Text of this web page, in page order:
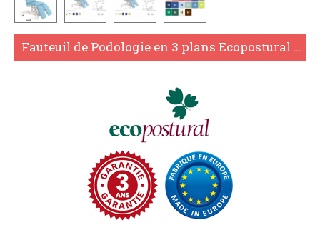
Fauteuil de Podologie en 3 plans Ecopostural C3567